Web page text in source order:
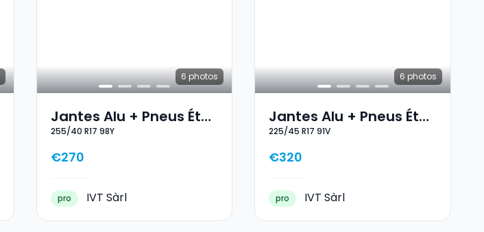
6 photos
Jantes Alu + Pneus Été
17 255/40 R17 98Y
255/40 R17 98Y
€270
pro IVT Sàrl
6 photos
Jantes Alu + Pneus Été
17 225/45 R17 91V
225/45 R17 91V
€320
pro IVT Sàrl